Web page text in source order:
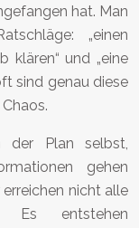
hat. Man
„einen
klären“ und „eine
sind genau diese
der Plan selbst,
gehen
nicht alle
Es entstehen